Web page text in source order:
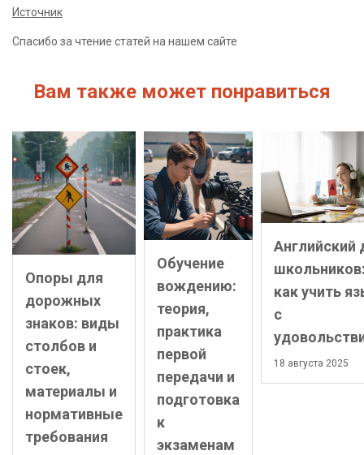
Источник
Спасибо за чтение статей на нашем сайте
Вам также может понравиться
Опоры для
дорожных
знаков: виды
столбов и
стоек,
материалы и
нормативные
требования
Обучение
вождению:
теория,
практика
первой
передачи и
подготовка
к
экзаменам
Английский
как учить
с
18 августа 2025